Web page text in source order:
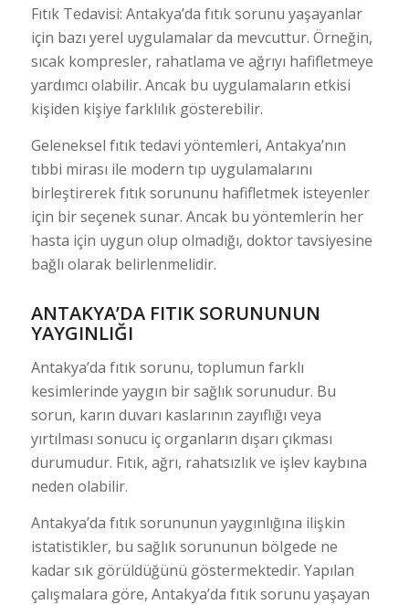
Fıtık Tedavisi: Antakya’da fıtık sorunu yaşayanlar
için bazı yerel uygulamalar da mevcuttur. Örneğin,
sıcak kompresler, rahatlama ve ağrıyı hafifletmeye
yardımcı olabilir. Ancak bu uygulamaların etkisi
kişiden kişiye farklılık gösterebilir.
Geleneksel fıtık tedavi yöntemleri, Antakya’nın
tıbbi mirası ile modern tıp uygulamalarını
birleştirerek fıtık sorununu hafifletmek isteyenler
için bir seçenek sunar. Ancak bu yöntemlerin her
hasta için uygun olup olmadığı, doktor tavsiyesine
bağlı olarak belirlenmelidir.
ANTAKYA’DA FITIK SORUNUNUN
YAYGINLIĞI
Antakya’da fıtık sorunu, toplumun farklı
kesimlerinde yaygın bir sağlık sorunudur. Bu
sorun, karın duvarı kaslarının zayıflığı veya
yırtılması sonucu iç organların dışarı çıkması
durumudur. Fıtık, ağrı, rahatsızlık ve işlev kaybına
neden olabilir.
Antakya’da fıtık sorununun yaygınlığına ilişkin
istatistikler, bu sağlık sorununun bölgede ne
kadar sık görüldüğünü göstermektedir. Yapılan
çalışmalara göre, Antakya’da fıtık sorunu yaşayan